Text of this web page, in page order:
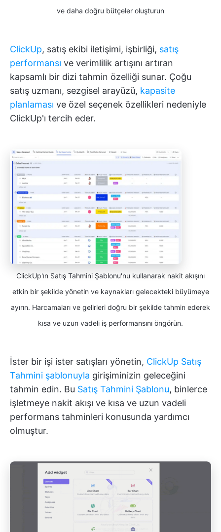
ve daha doğru bütçeler oluşturun
ClickUp, satış ekibi iletişimi, işbirliği, satış
performansı ve verimlilik artışını artıran
kapsamlı bir dizi tahmin özelliği sunar. Çoğu
satış uzmanı, sezgisel arayüzü, kapasite
planlaması ve özel seçenek özellikleri nedeniyle
ClickUp'ı tercih eder.
ClickUp'ın Satış Tahmini Şablonu'nu kullanarak nakit akışını
etkin bir şekilde yönetin ve kaynakları gelecekteki büyümeye
ayırın. Harcamaları ve gelirleri doğru bir şekilde tahmin ederek
kısa ve uzun vadeli iş performansını öngörün.
İster bir işi ister satışları yönetin, ClickUp Satış
Tahmini şablonuyla girişiminizin geleceğini
tahmin edin. Bu Satış Tahmini Şablonu, binlerce
işletmeye nakit akışı ve kısa ve uzun vadeli
performans tahminleri konusunda yardımcı
olmuştur.